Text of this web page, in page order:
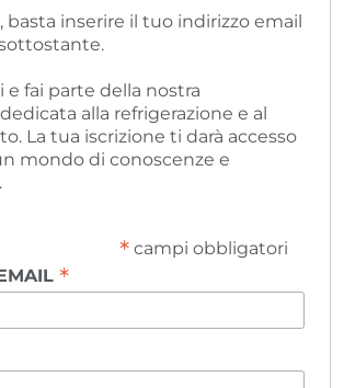
basta inserire il tuo indirizzo email
e fai parte della nostra
alla refrigerazione e al
La tua iscrizione ti darà accesso
mondo di conoscenze e
*campi obbligatori
*